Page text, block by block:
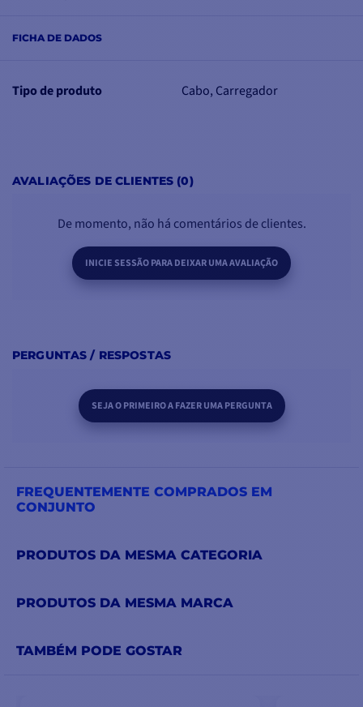
FICHA DE DADOS
Tipo de produto Cabo, Carregador
AVALIAÇÕES DE CLIENTES (0)
De momento, não há comentários de clientes.
INICIE SESSÃO PARA DEIXAR UMA AVALIAÇÃO
PERGUNTAS / RESPOSTAS
SEJA O PRIMEIRO A FAZER UMA PERGUNTA
FREQUENTEMENTE COMPRADOS EM
CONJUNTO
PRODUTOS DA MESMA CATEGORIA
PRODUTOS DA MESMA MARCA
TAMBÉM PODE GOSTAR